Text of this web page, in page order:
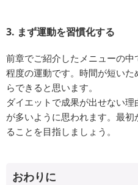
3. まず運動を習慣化する
前章でご紹介したメニューの
程度の運動です。時間が短い
らできると思います。
ダイエットで成果が出せない
が多いように思われます。最
ることを目指しましょう。
おわりに